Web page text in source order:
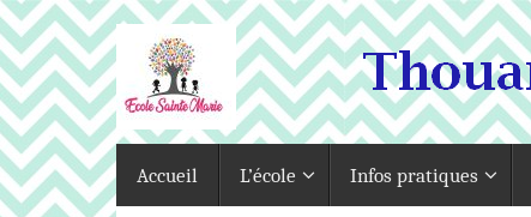
Passer
au
contenu
au
contenu
Accueil L’école Infos pratiques